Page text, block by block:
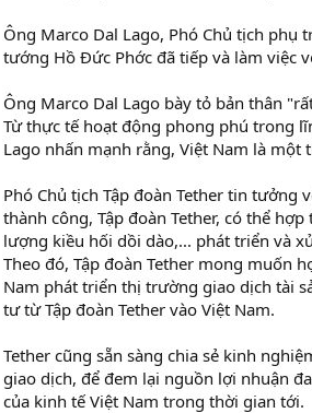
Ông Marco Dal Lago, Phó Chủ tịch phụ
tướng Hồ Đức Phớc đã tiếp và làm việc
Ông Marco Dal Lago bày tỏ bản thân
Từ thực tế hoạt động phong phú trong
Lago nhấn mạnh rằng, Việt Nam là
Phó Chủ tịch Tập đoàn Tether tin
thành công, Tập đoàn Tether, có thể
lượng kiều hối dồi dào,... phát triển và
Theo đó, Tập đoàn Tether mong muốn
Nam phát triển thị trường giao dịch tài
tư từ Tập đoàn Tether vào Việt Nam.
Tether cũng sẵn sàng chia sẻ kinh
giao dịch, để đem lại nguồn lợi nhuận
của kinh tế Việt Nam trong thời gian tới.